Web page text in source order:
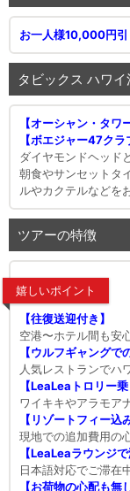
お一人様10,000円引
タビックス ハワ
【オーシャン・タ
【ボエジャー47ク
ダイヤモンドヘッド
朝食やサンセットタ
ルやカクテルなどを
ツアーの特徴
嬉しいポイント
【往復送迎付き】
空港〜ホテル間も安
【ウルフギャングで
人気レストランでハ
【LeaLeaトロリー乗
ワイキキやアラモア
【リゾートフィー込
現地での追加費用の
【LeaLeaラウンジ
日本語対応でご滞在
【お荷物の心配も無